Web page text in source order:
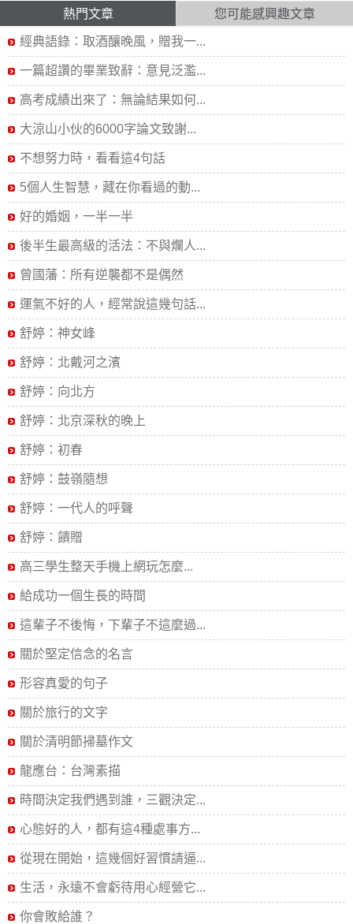
熱門文章 您可能感興趣文章
經典語錄：取酒釀晚風，贈我一...
一篇超讚的畢業致辭：意見泛濫...
高考成績出來了：無論結果如何...
大涼山小伙的6000字論文致謝...
不想努力時，看看這4句話
5個人生智慧，藏在你看過的動...
好的婚姻，一半一半
後半生最高級的活法：不與爛人...
曾國藩：所有逆襲都不是偶然
運氣不好的人，經常說這幾句話...
舒婷：神女峰
舒婷：北戴河之濱
舒婷：向北方
舒婷：北京深秋的晚上
舒婷：初春
舒婷：鼓嶺隨想
舒婷：一代人的呼聲
舒婷：饋贈
高三學生整天手機上網玩怎麼...
給成功一個生長的時間
這輩子不後悔，下輩子不這麼過...
關於堅定信念的名言
形容真愛的句子
關於旅行的文字
關於清明節掃墓作文
龍應台：台灣素描
時間決定我們遇到誰，三觀決定...
心態好的人，都有這4種處事方...
從現在開始，這幾個好習慣請逼...
生活，永遠不會虧待用心經營它...
你會敗給誰？